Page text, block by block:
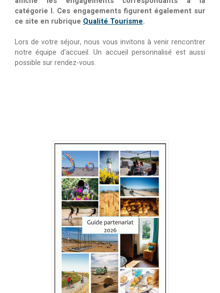
catégorie I. Ces engagements figurent également sur
ce site en rubrique Qualité Tourisme.
Lors de votre séjour, nous vous invitons à venir rencontrer
notre équipe d'accueil. Un accueil personnalisé est aussi
possible sur rendez-vous.